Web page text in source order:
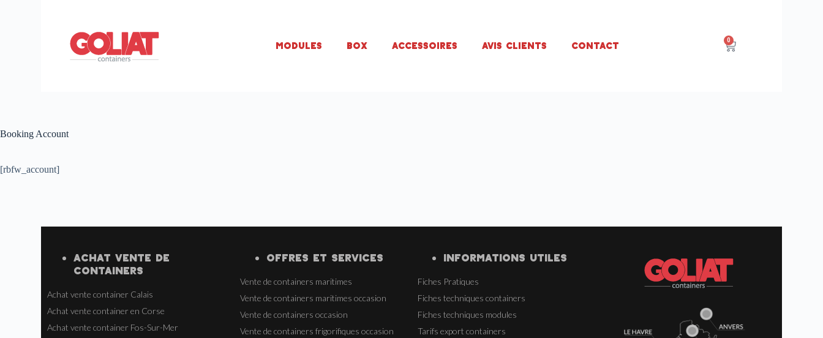
Modules Box Accessoires Avis Clients Contact 0
Booking Account
[rbfw_account]
ACHAT VENTE DE
CONTAINERS
Achat vente container Calais
Achat vente container en Corse
Achat vente container Fos-Sur-Mer
OFFRES ET SERVICES
Vente de containers maritimes
Vente de containers maritimes occasion
Vente de containers occasion
Vente de containers frigorifiques occasion
INFORMATIONS UTILES
Fiches Pratiques
Fiches techniques containers
Fiches techniques modules
Tarifs export containers